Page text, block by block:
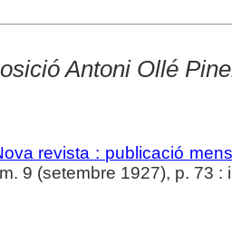
Antoni Ollé
revista : publicació
9 (setembre 1927), p. 73 :